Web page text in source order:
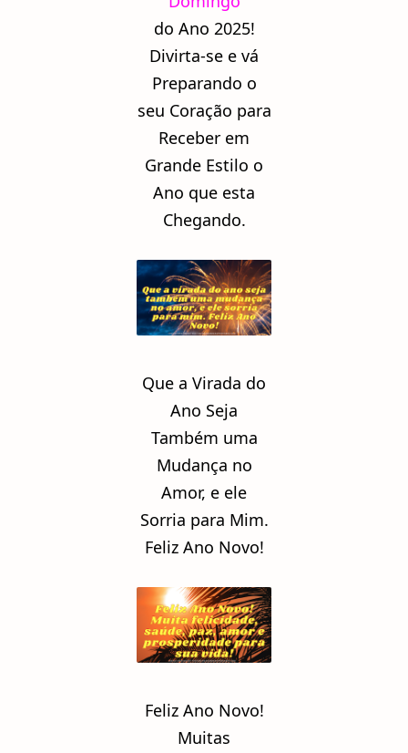
do Ano 2025!
Divirta-se e vá
Preparando o
seu Coração para
Receber em
Grande Estilo o
Ano que esta
Chegando.
Que a Virada do
Ano Seja
Também uma
Mudança no
Amor, e ele
Sorria para Mim.
Feliz Ano Novo!
Feliz Ano Novo!
Muitas